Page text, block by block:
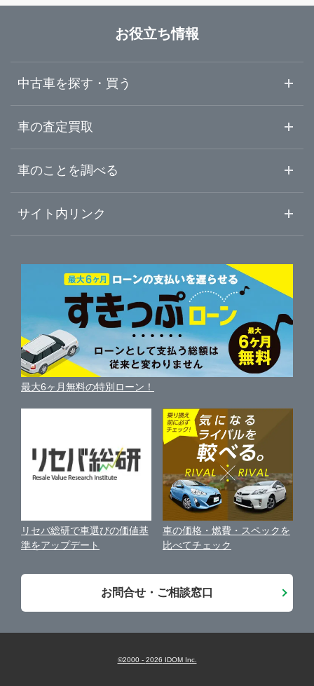
ガリバー車検 秋田御所野店
ガリバー横手店
山形県
福島県
お役立ち情報
中古車を探す・買う
中古車情報・中古車検索
初めての中古車購入ガイド
中古車人気ランキング
自動車ローンを調べる
ガリバーの自動車ローン
車買い替えの基礎知識
近くのお店で車を探す
車の査定買取
車査定・車買取ならガリバー
ガリバーの査定が選ばれる理由
車を売る時よくある質問
便利な査定サービス
中古車買取相場（毎月更新）
車の個人売買ガイド
車のことを調べる
車初心者まとめ
新車・中古車カタログ
車の燃費を調べる
車種別クチコミ
車比較サイト
サイト内リンク
サイトマップ
サイトの使用条件
利用規約
保険代理店業務に関する基本方針
古物営業法に基づく表示
お客様の声
会社案内
最大6ヶ月無料の特別ローン！
リセバ総研で車選びの価値基
準をアップデート
車の価格・燃費・スペックを
比べてチェック
お問合せ・ご相談窓口
©2000 - 2026 IDOM Inc.